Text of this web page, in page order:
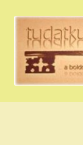
Ugrás
navigációhoz
Kilépés
tartalomba
HÚZZ EGY